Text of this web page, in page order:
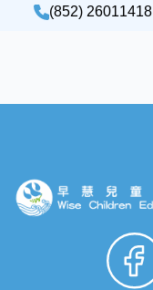
(852) 26011418